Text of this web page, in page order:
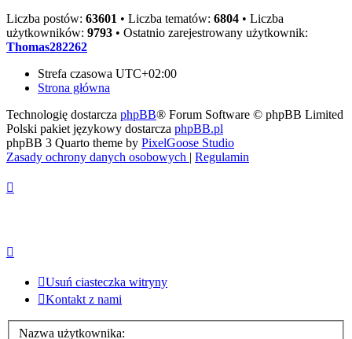
Liczba postów: 63601 • Liczba tematów: 6804 • Liczba
użytkowników: 9793 • Ostatnio zarejestrowany użytkownik:
Thomas282262
Strefa czasowa UTC+02:00
Strona główna
Technologię dostarcza phpBB® Forum Software © phpBB Limited
Polski pakiet językowy dostarcza phpBB.pl
phpBB 3 Quarto theme by PixelGoose Studio
Zasady ochrony danych osobowych
Regulamin
Usuń ciasteczka witryny
Kontakt z nami
Nazwa użytkownika: